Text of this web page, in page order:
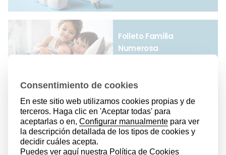
Folleto Familia
Numerosa
Apúntate a la Newsletter de
Hirukide
Y recibe actualizado todo lo que es de interés
para las Familias Numerosas de Euskadi